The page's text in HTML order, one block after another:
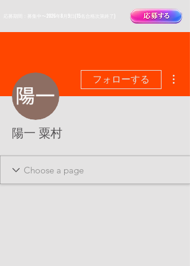
​応募期間：募集中〜2026年8月9日(15名合格次第終了)
フォローする
陽一 粟村